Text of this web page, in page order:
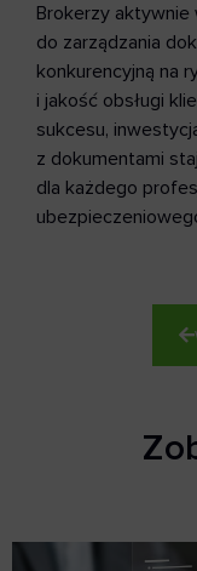
Brokerzy aktywnie
do zarządzania
konkurencyjną na
i jakość obsługi
sukcesu,
z dokumentami
dla każdego